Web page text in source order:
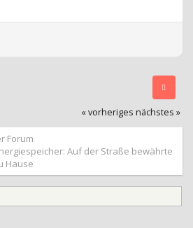
« vorheriges nächstes »
Forum
Auf der Straße bewährte
Hause